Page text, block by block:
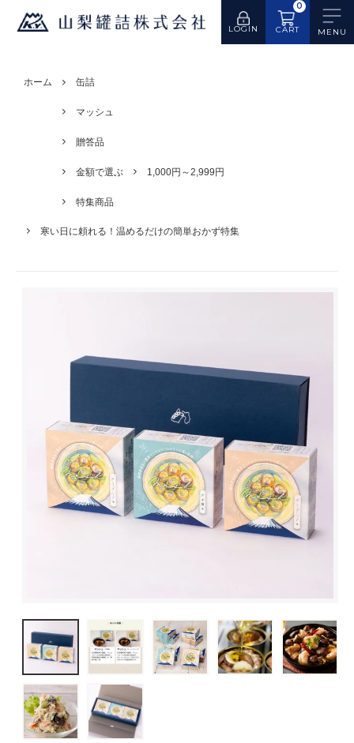
LOGIN
0
CART
ホーム 缶詰
マッシュ
贈答品
金額で選ぶ 1,000円～2,999円
特集商品
寒い日に頼れる！温めるだけの簡単おかず特集